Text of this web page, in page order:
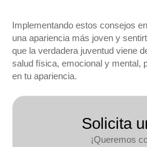
Implementando estos consejos
una apariencia más joven y
que la verdadera juventud viene
salud física, emocional y mental,
en tu apariencia.
Solicita
¡Queremos